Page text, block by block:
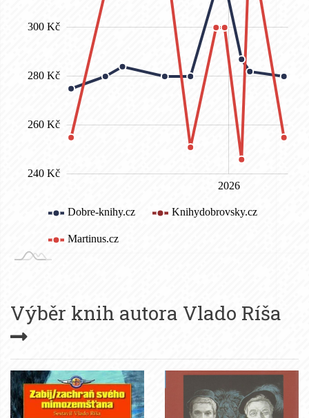
Výběr knih autora Vlado Ríša